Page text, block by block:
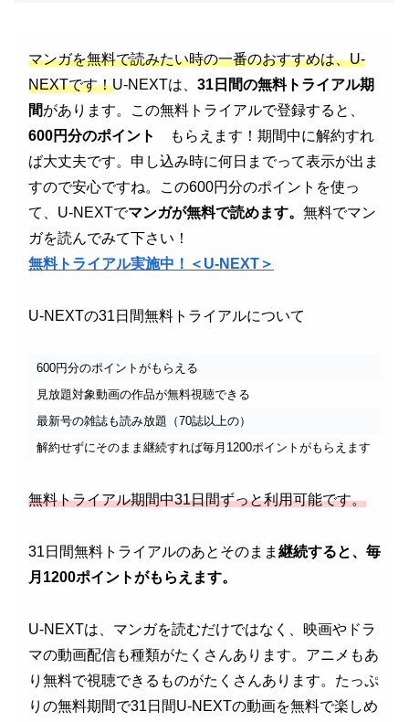
マンガを無料で読みたい時の一番のおすすめは、U-
NEXTです！U-NEXTは、 31日間の無料トライアル期
間があります。この無料トライアルで登録すると、
600円分のポイント
もらえます！期間中に解約すれ
ば大丈夫です。申し込み時に何日までって表示が出ま
すので安心ですね。
この600円分のポイントを使っ
て、U-NEXTでマンガが無料で読めます。 無料でマン
ガを読んでみて下さい！
無料トライアル実施中！＜U-NEXT＞
U-NEXTの31日間無料トライアルについて
600円分のポイントがもらえる
見放題対象動画の作品が無料視聴できる
最新号の雑誌も読み放題（70誌以上の）
解約せずにそのまま継続すれば毎月1200ポイントがもらえます
無料トライアル期間中31日間ずっと利用可能です。
31日間無料トライアルのあとそのまま 継続すると、毎
月1200ポイントがもらえます。
U-NEXTは、マンガを読むだけではなく、映画やドラ
マの動画配信も種類がたくさんあります。アニメもあ
り無料で視聴できるものがたくさんあります。たっぷ
りの無料期間で31日間U-NEXTの動画を無料で楽しめ